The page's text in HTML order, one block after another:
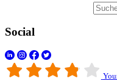
Social